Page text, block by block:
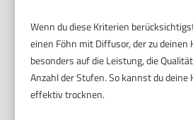
Wenn du diese Kriterien
einen Föhn mit Diffusor, der zu deinen
besonders auf die Leistung, die
Anzahl der Stufen. So kannst du deine
effektiv trocknen.